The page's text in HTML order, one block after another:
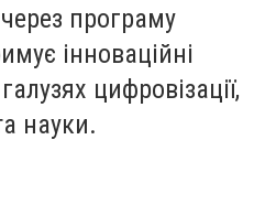
програму
інноваційні
цифровізації,
науки.